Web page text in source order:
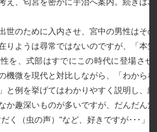
世のために入内させ、宮中の男性はそ
りようは尋常ではないのですが、「本
を、式部はすでにこの時代に登場さ
機微を現代と対比しながら、「わから
と例を挙げてはわかりやすく説明し、
か趣深いものが多いですが、だんだん
く（虫の声）"など、好きですが･･･」